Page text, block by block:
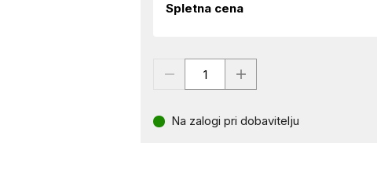
Spletna cena
Na zalogi pri dobavitelju